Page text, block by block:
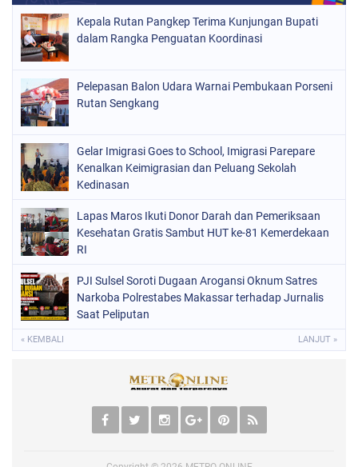
Kepala Rutan Pangkep Terima Kunjungan Bupati
dalam Rangka Penguatan Koordinasi
Pelepasan Balon Udara Warnai Pembukaan Porseni
Rutan Sengkang
Gelar Imigrasi Goes to School, Imigrasi Parepare
Kenalkan Keimigrasian dan Peluang Sekolah
Kedinasan
Lapas Maros Ikuti Donor Darah dan Pemeriksaan
Kesehatan Gratis Sambut HUT ke-81 Kemerdekaan
RI
PJI Sulsel Soroti Dugaan Arogansi Oknum Satres
Narkoba Polrestabes Makassar terhadap Jurnalis
Saat Peliputan
« KEMBALI LANJUT »